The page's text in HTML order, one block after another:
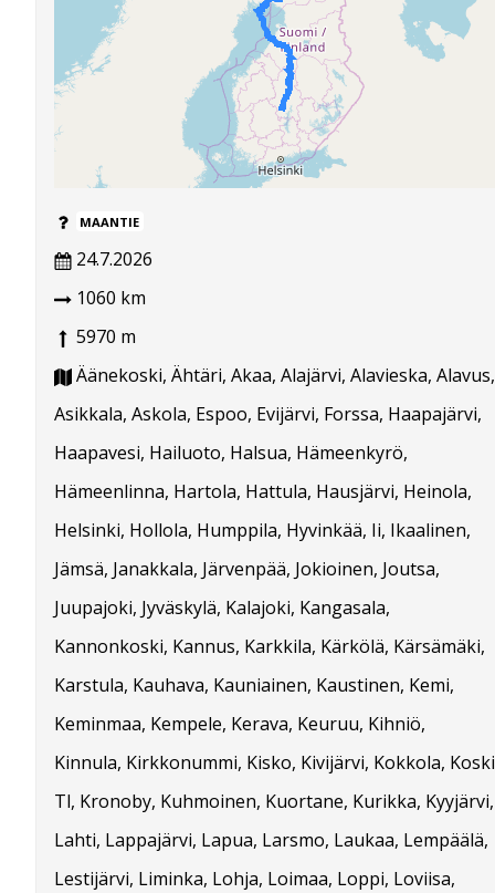
MAANTIE
24.7.2026
1060 km
5970 m
Äänekoski, Ähtäri, Akaa, Alajärvi, Alavieska, Alavus,
Asikkala, Askola, Espoo, Evijärvi, Forssa, Haapajärvi,
Haapavesi, Hailuoto, Halsua, Hämeenkyrö,
Hämeenlinna, Hartola, Hattula, Hausjärvi, Heinola,
Helsinki, Hollola, Humppila, Hyvinkää, Ii, Ikaalinen,
Jämsä, Janakkala, Järvenpää, Jokioinen, Joutsa,
Juupajoki, Jyväskylä, Kalajoki, Kangasala,
Kannonkoski, Kannus, Karkkila, Kärkölä, Kärsämäki,
Karstula, Kauhava, Kauniainen, Kaustinen, Kemi,
Keminmaa, Kempele, Kerava, Keuruu, Kihniö,
Kinnula, Kirkkonummi, Kisko, Kivijärvi, Kokkola, Koski
Tl, Kronoby, Kuhmoinen, Kuortane, Kurikka, Kyyjärvi,
Lahti, Lappajärvi, Lapua, Larsmo, Laukaa, Lempäälä,
Lestijärvi, Liminka, Lohja, Loimaa, Loppi, Loviisa,